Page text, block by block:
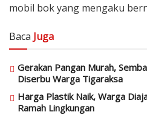
mobil bok yang mengaku
Baca Juga
Gerakan Pangan Murah,
Diserbu Warga Tigaraksa
Harga Plastik Naik, Warga
Ramah Lingkungan